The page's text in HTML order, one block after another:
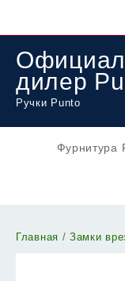
дилер
Ручки Punto
Фурнитура
Главная /Замки